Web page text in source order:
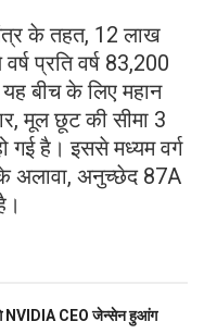
के तहत, 12 लाख
प्रति वर्ष 83,200
बीच के लिए महान
मूल छूट की सीमा 3
है। इससे मध्यम वर्ग
अलावा, अनुच्छेद 87A
NVIDIA CEO जेन्सेन हुआंग